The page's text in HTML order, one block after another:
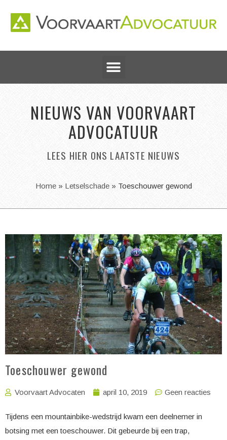
NIEUWS VAN VOORVAART
ADVOCATUUR
LEES HIER ONS LAATSTE NIEUWS
Home» Letselschade» Toeschouwer gewond
Toeschouwer gewond
Voorvaart Advocaten april 10, 2019 Geen reacties
Tijdens een mountainbike-wedstrijd kwam een deelnemer in
botsing met een toeschouwer. Dit gebeurde bij een trap,